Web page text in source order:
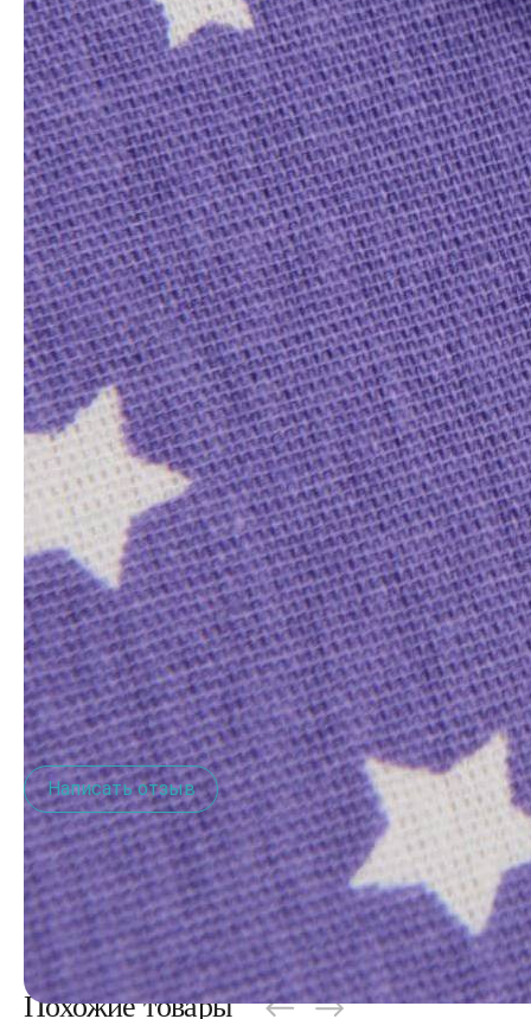
Наличными
Банковский перевод
Online-оплата
Преимущества
Обмен и возврат
Быстрая отправка
Гарантия и надежность
Описание товара
Тип ткани: Бязь, Хлопок Тип рисунка: Звезды
Тон: Фиолетовый Плотность: 140+/-5 Состав:
Хлопок 100%
Отзывы о товаре
Написать отзыв
Похожие товары